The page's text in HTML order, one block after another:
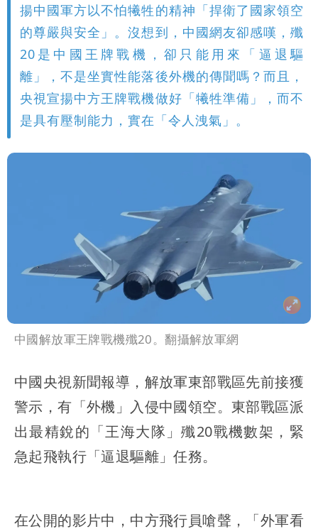
揚中國軍方以不怕犧牲的精神「捍衛了國家領空
的尊嚴與安全」。沒想到，中國網友卻感嘆，殲
20是中國王牌戰機，卻只能用來「逼退驅
離」，不是坐實性能落後外機的傳聞嗎？而且，
央視宣揚中方王牌戰機做好「犧牲準備」，而不
是具有壓制能力，實在「令人洩氣」。
中國解放軍王牌戰機殲20。翻攝解放軍網
中國央視新聞報導，解放軍東部戰區先前接獲
警示，有「外機」入侵中國領空。東部戰區派
出最精銳的「王海大隊」殲20戰機數架，緊
急起飛執行「逼退驅離」任務。
在公開的影片中，中方飛行員嗆聲，「外軍看